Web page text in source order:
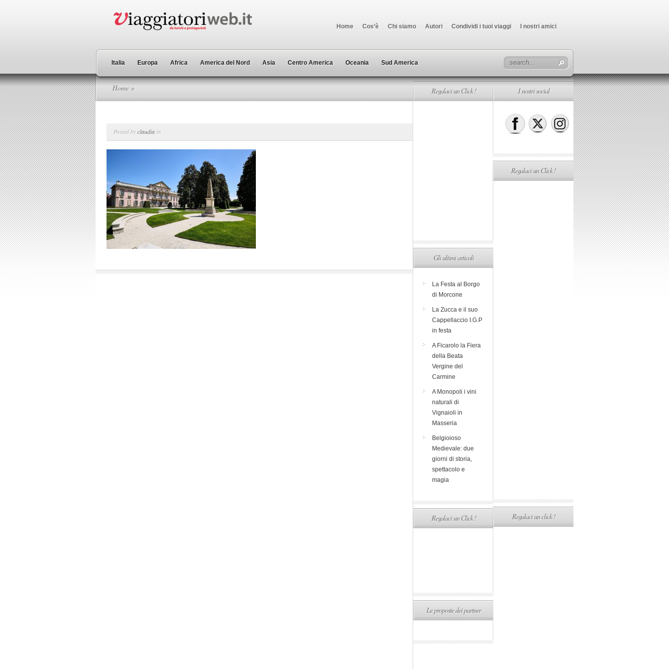
Home Cos’è Chi siamo Autori Condividi i tuoi viaggi I nostri amici
Italia Europa Africa America del Nord Asia Centro America Oceania Sud America
Home »
Posted byclaudia in
Regalaci un Click !
Gli ultimi articoli
La Festa al Borgo
di Morcone
La Zucca e il suo
Cappellaccio I.G.P
in festa
A Ficarolo la Fiera
della Beata
Vergine del
Carmine
A Monopoli i vini
naturali di
Vignaioli in
Masseria
Belgioioso
Medievale: due
giorni di storia,
spettacolo e
magia
Regalaci un Click !
Le proposte dei partner
I nostri social
Regalaci un Click !
Regalaci un click !